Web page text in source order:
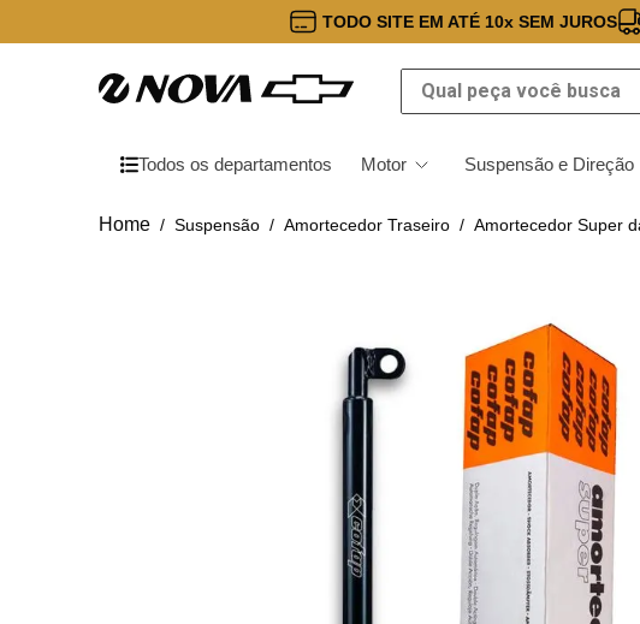
TODO SITE EM ATÉ 10x SEM JUROS
Qual peça você busca
Todos os departamentos Motor Suspensão e Direção
Suspensão Amortecedor Traseiro Amortecedor Super